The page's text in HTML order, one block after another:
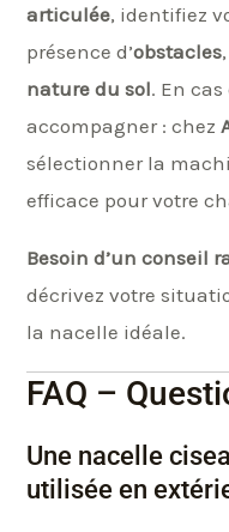
articulée, identifiez
présence d’obstacles
nature du sol. En
accompagner : chez
sélectionner la
efficace pour votre
Besoin d’un conseil
décrivez votre
la nacelle idéale.
FAQ –
Une nacelle
utilisée en